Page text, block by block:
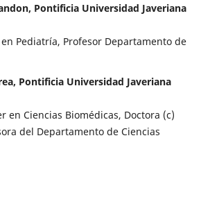
Pontificia Universidad Javeriana
Pediatría, Profesor Departamento de
Pontificia Universidad Javeriana
en Ciencias Biomédicas, Doctora (c)
del Departamento de Ciencias